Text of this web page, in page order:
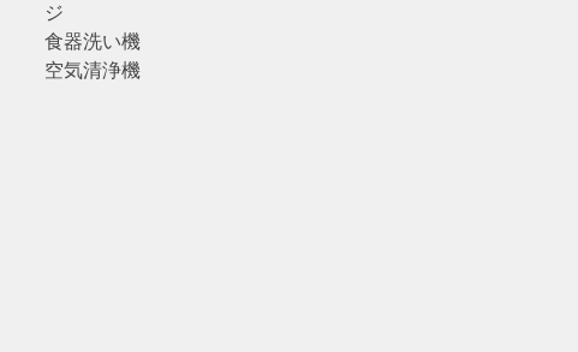
ジ
食器洗い機
空気清浄機